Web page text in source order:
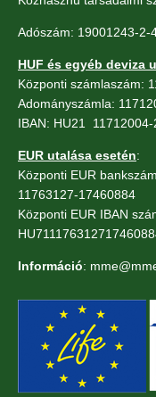
Adószám: 19001243-2-
HUF és egyéb deviza
Központi számlaszám:
Adományszámla:
IBAN: HU21
EUR utalása esetén:
Központi EUR
11763127-17460884
Központi EUR IBAN
Információ: